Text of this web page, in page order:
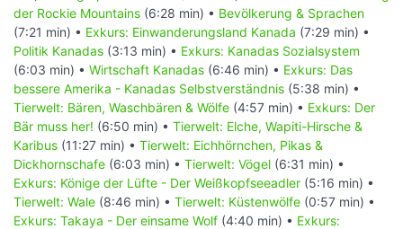
der Rockie Mountains (6:28 min) • Bevölkerung & Sprachen
(7:21 min) • Exkurs: Einwanderungsland Kanada (7:29 min) •
Politik Kanadas (3:13 min) • Exkurs: Kanadas Sozialsystem
(6:03 min) • Wirtschaft Kanadas (6:46 min) • Exkurs: Das
bessere Amerika - Kanadas Selbstverständnis (5:38 min) •
Tierwelt: Bären, Waschbären & Wölfe (4:57 min) • Exkurs: Der
Bär muss her! (6:50 min) • Tierwelt: Elche, Wapiti-Hirsche &
Karibus (11:27 min) • Tierwelt: Eichhörnchen, Pikas &
Dickhornschafe (6:03 min) • Tierwelt: Vögel (6:31 min) •
Exkurs: Könige der Lüfte - Der Weißkopfseeadler (5:16 min) •
Tierwelt: Wale (8:46 min) • Tierwelt: Küstenwölfe (0:57 min) •
Exkurs: Takaya - Der einsame Wolf (4:40 min) • Exkurs: